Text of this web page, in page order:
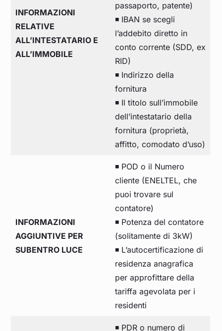
INFORMAZIONI
RELATIVE
ALL’INTESTATARIO E
ALL’IMMOBILE
passaporto, patente)
◾ IBAN se scegli
l’addebito diretto in
conto corrente (SDD, ex
RID)
◾ Indirizzo della
fornitura
◾ Il titolo sull’immobile
dell’intestatario della
fornitura (proprietà,
affitto, comodato d’uso)
INFORMAZIONI
AGGIUNTIVE PER
SUBENTRO LUCE
◾ POD o il Numero
cliente (ENELTEL, che
puoi trovare sul
contatore)
◾ Potenza del contatore
(solitamente di 3kW)
◾ L’autocertificazione di
residenza anagrafica
per approfittare della
tariffa agevolata per i
residenti
◾ PDR o numero di